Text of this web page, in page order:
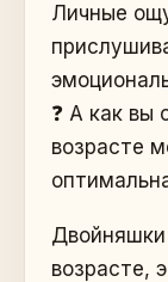
Личные
❓ А как вы
возрасте
Двойняшки
возрасте,